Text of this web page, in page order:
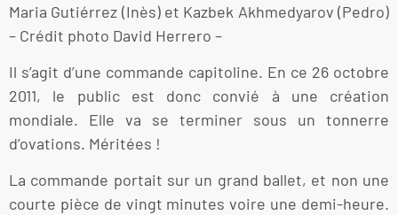
Maria Gutiérrez (Inès) et Kazbek Akhmedyarov (Pedro)
– Crédit photo David Herrero –
Il s’agit d’une commande capitoline. En ce 26 octobre
2011, le public est donc convié à une création
mondiale. Elle va se terminer sous un tonnerre
d’ovations. Méritées !
La commande portait sur un grand ballet, et non une
courte pièce de vingt minutes voire une demi-heure.